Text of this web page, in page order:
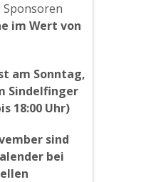
Sponsoren
im Wert von
am Sonntag,
Sindelfinger
18:00 Uhr)
sind
bei